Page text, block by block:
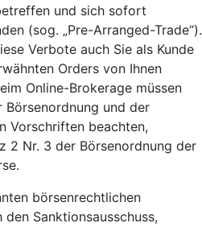
und sich sofort
(sog. „Pre-Arranged-Trade“).
Verbote auch Sie als Kunde
Orders von Ihnen
Online-Brokerage müssen
Börsenordnung und der
Vorschriften beachten,
2 Nr. 3 der Börsenordnung der
börsenrechtlichen
Sanktionsausschuss,